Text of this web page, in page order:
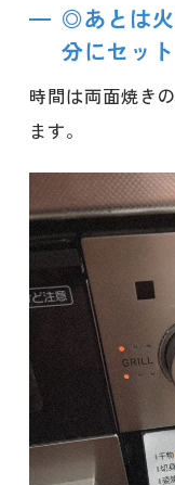
◎あとは火
分にセット
時間は両面焼き
ます。